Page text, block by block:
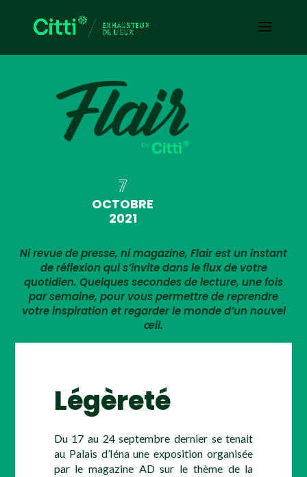
7
OCTOBRE
2021
Ni revue de presse, ni magazine, Flair est un instant
de réflexion qui s’invite dans le flux de votre
quotidien. Quelques secondes de lecture, une fois
par semaine, pour vous permettre de reprendre
votre inspiration et regarder le monde d’un nouvel
œil.
Légèreté
Du 17 au 24 septembre dernier se tenait
au Palais d’Iéna une exposition organisée
par le magazine AD sur le thème de la